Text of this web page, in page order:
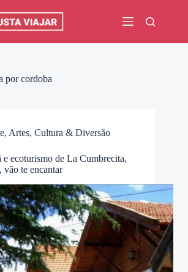
por cordoba
, Artes, Cultura & Diversão
e ecoturismo de La Cumbrecita,
vão te encantar